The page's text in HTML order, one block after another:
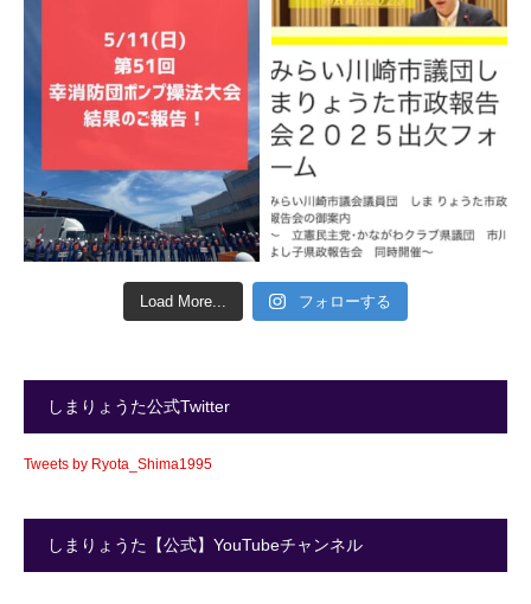
Load More... フォローする
しまりょうた公式Twitter
Tweets by Ryota_Shima1995
しまりょうた【公式】YouTubeチャンネル